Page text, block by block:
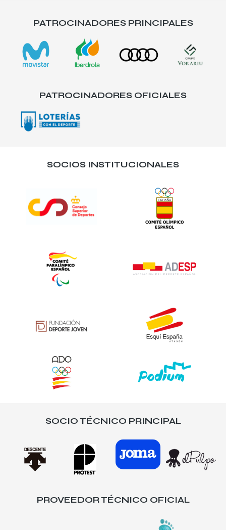
PATROCINADORES PRINCIPALES
PATROCINADORES OFICIALES
SOCIOS INSTITUCIONALES
SOCIO TÉCNICO PRINCIPAL
PROVEEDOR TÉCNICO OFICIAL